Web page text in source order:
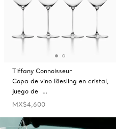
Tiffany Connoisseur
Copa de vino Riesling en cristal,
juego de …
MX$4,600